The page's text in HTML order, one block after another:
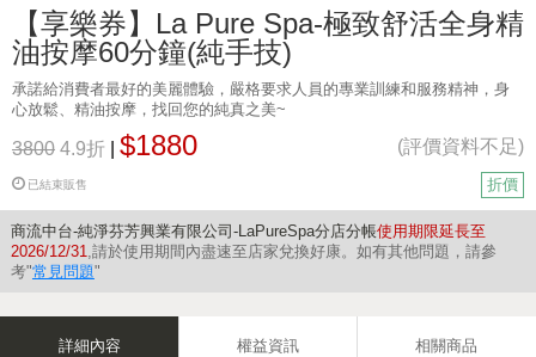
【享樂券】La Pure Spa-極致舒活全身精
油按摩60分鐘(純手技)
承諾給消費者最好的美麗體驗，嚴格要求人員的專業訓練和服務精神，身
心放鬆、精油按摩，找回您的純真之美~
3800 4.9折 $1880 (評價資料不足)
已結束販售 折價
商流中台-純淨芬芳興業有限公司-LaPureSpa分店分帳使用期限延長至
2026/12/31,請於使用期間內盡速至店家兌換好康。如有其他問題，請參
考"常見問題"
詳細內容 權益資訊 相關商品